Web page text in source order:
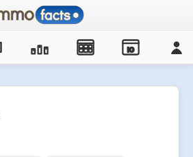
IO